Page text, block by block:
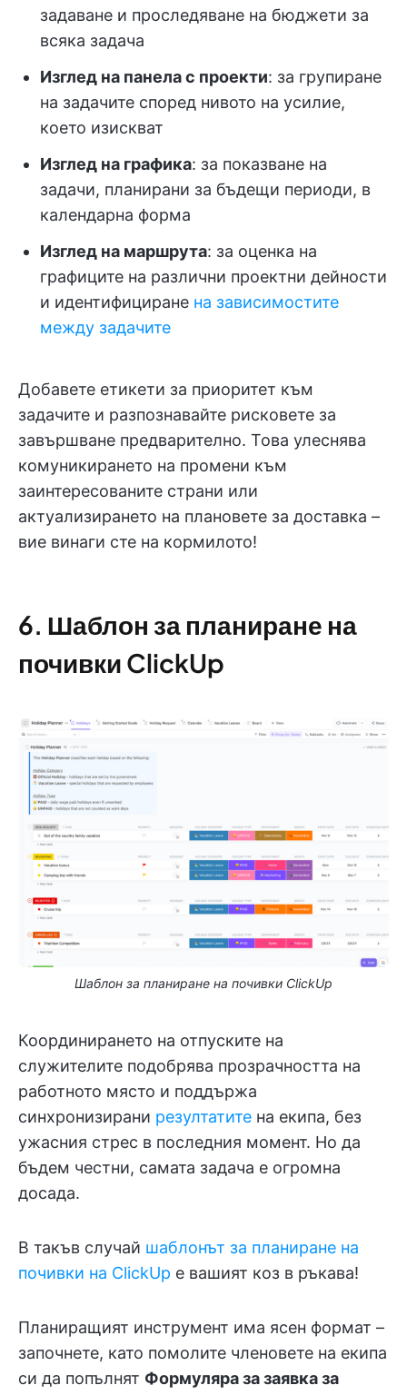
задаване и проследяване на бюджети за
всяка задача
Изглед на панела с проекти: за групиране
на задачите според нивото на усилие,
което изискват
Изглед на графика: за показване на
задачи, планирани за бъдещи периоди, в
календарна форма
Изглед на маршрута: за оценка на
графиците на различни проектни дейности
и идентифициране на зависимостите
между задачите
Добавете етикети за приоритет към
задачите и разпознавайте рисковете за
завършване предварително. Това улеснява
комуникирането на промени към
заинтересованите страни или
актуализирането на плановете за доставка –
вие винаги сте на кормилото!
6. Шаблон за планиране на
почивки ClickUp
Шаблон за планиране на почивки ClickUp
Координирането на отпуските на
служителите подобрява прозрачността на
работното място и поддържа
синхронизирани резултатите на екипа, без
ужасния стрес в последния момент. Но да
бъдем честни, самата задача е огромна
досада.
В такъв случай шаблонът за планиране на
почивки на ClickUp е вашият коз в ръкава!
Планиращият инструмент има ясен формат –
започнете, като помолите членовете на екипа
си да попълнят Формуляра за заявка за